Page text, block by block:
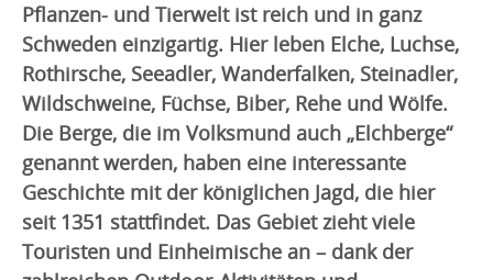
Pflanzen- und Tierwelt ist reich und in ganz
Schweden einzigartig. Hier leben Elche, Luchse,
Rothirsche, Seeadler, Wanderfalken, Steinadler,
Wildschweine, Füchse, Biber, Rehe und Wölfe.
Die Berge, die im Volksmund auch „Elchberge“
genannt werden, haben eine interessante
Geschichte mit der königlichen Jagd, die hier
seit 1351 stattfindet. Das Gebiet zieht viele
Touristen und Einheimische an – dank der